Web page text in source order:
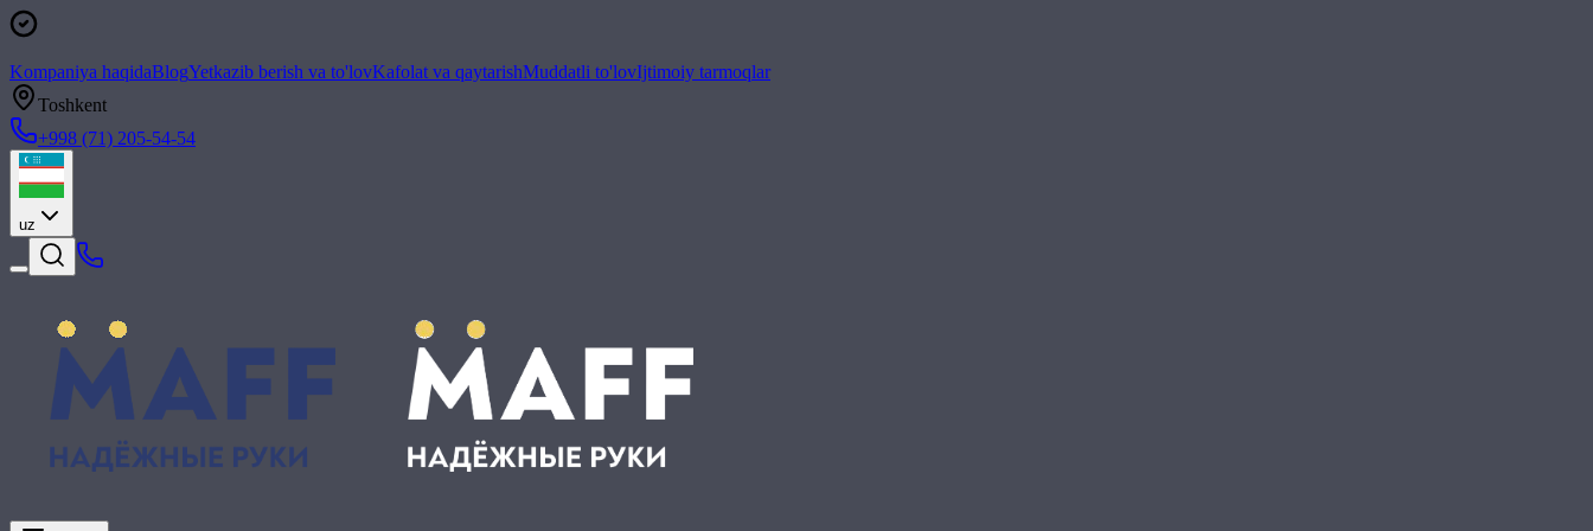
Kompaniya haqidaBlogYetkazib berish va to'lovKafolat va qaytarishMuddatli to'lovIjtimoiy tarmoqlar
Toshkent
+998 (71) 205-54-54
uz